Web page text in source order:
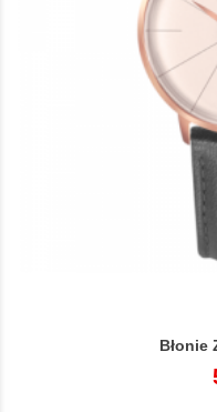
Błonie